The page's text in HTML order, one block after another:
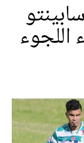
اللجوء